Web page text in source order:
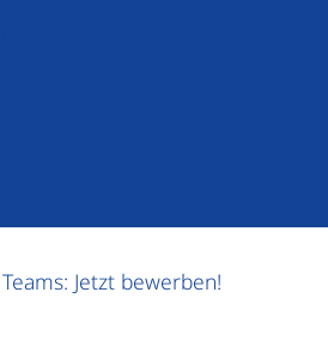
Jetzt bewerben!